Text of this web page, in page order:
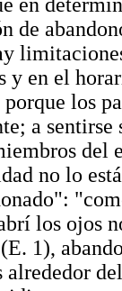
de
y en el
los
a
del
no lo
los ojos
1),
alrededor